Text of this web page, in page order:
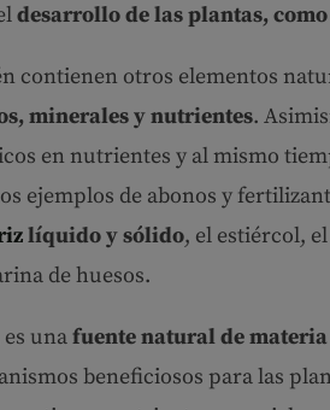
desarrollo de las plantas,
contienen otros elementos
minerales y nutrientes.
en nutrientes y al mismo
ejemplos de abonos y
líquido y sólido, el estiércol,
de huesos.
unafuente natural de
beneficiosos para las